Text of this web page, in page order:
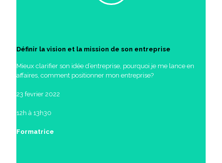
Définir la vision et la mission de son entreprise
Mieux clarifier son idée d’entreprise, pourquoi je me lance en
affaires, comment positionner mon entreprise?
23 fevrier 2022
12h à 13h30
Formatrice